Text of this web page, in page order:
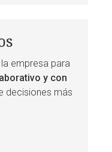
empresa para
y con
decisiones más